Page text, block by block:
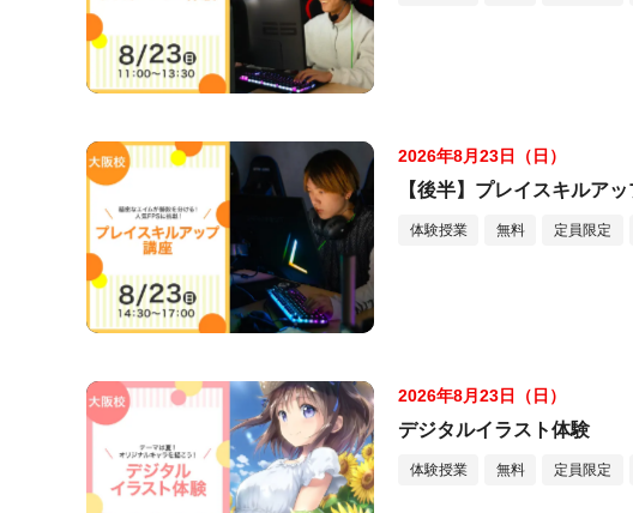
2026年8月23日（日）
【後半】プレイスキルア
体験授業 無料 定員限定
2026年8月23日（日）
デジタルイラスト体験
体験授業 無料 定員限定